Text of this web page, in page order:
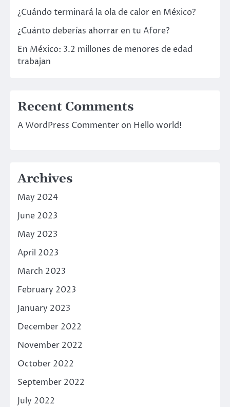
¿Cuándo terminará la ola de calor en México?
¿Cuánto deberías ahorrar en tu Afore?
En México: 3.2 millones de menores de edad
trabajan
Recent Comments
A WordPress Commenter on Hello world!
Archives
May 2024
June 2023
May 2023
April 2023
March 2023
February 2023
January 2023
December 2022
November 2022
October 2022
September 2022
July 2022